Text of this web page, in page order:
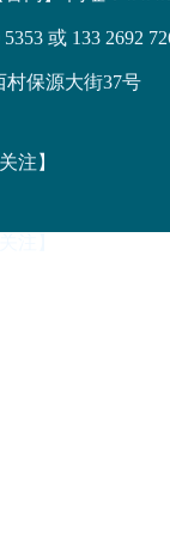
或 133 2692
保源大街37号
注】